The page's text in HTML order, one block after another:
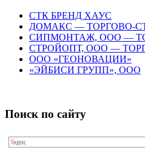
СТК БРЕНД ХАУС
ДОМАКС — ТОРГОВО-
СИПМОНТАЖ, ООО —
СТРОЙОПТ, ООО —
ООО «ГЕОНОВАЦИИ»
«ЭЙБИСИ ГРУПП», ООО
Поиск по сайту